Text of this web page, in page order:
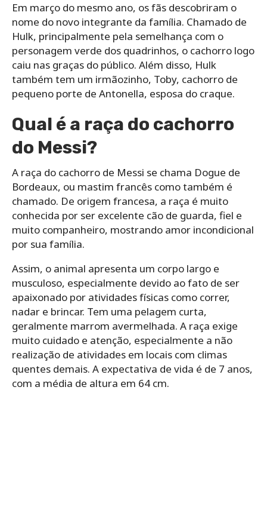
Em março do mesmo ano, os fãs descobriram o
nome do novo integrante da família. Chamado de
Hulk, principalmente pela semelhança com o
personagem verde dos quadrinhos, o cachorro logo
caiu nas graças do público. Além disso, Hulk
também tem um irmãozinho, Toby, cachorro de
pequeno porte de Antonella, esposa do craque.
Qual é a raça do cachorro
do Messi?
A raça do cachorro de Messi se chama Dogue de
Bordeaux, ou mastim francês como também é
chamado. De origem francesa, a raça é muito
conhecida por ser excelente cão de guarda, fiel e
muito companheiro, mostrando amor incondicional
por sua família.
Assim, o animal apresenta um corpo largo e
musculoso, especialmente devido ao fato de ser
apaixonado por atividades físicas como correr,
nadar e brincar. Tem uma pelagem curta,
geralmente marrom avermelhada. A raça exige
muito cuidado e atenção, especialmente a não
realização de atividades em locais com climas
quentes demais. A expectativa de vida é de 7 anos,
com a média de altura em 64 cm.